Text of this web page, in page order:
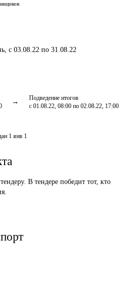
,с 03.08.22 по 31.08.22
Подведение итогов
с 01.08.22, 08:00 по 02.08.22, 17:00
1 янв 1
В тендере победит тот, кто